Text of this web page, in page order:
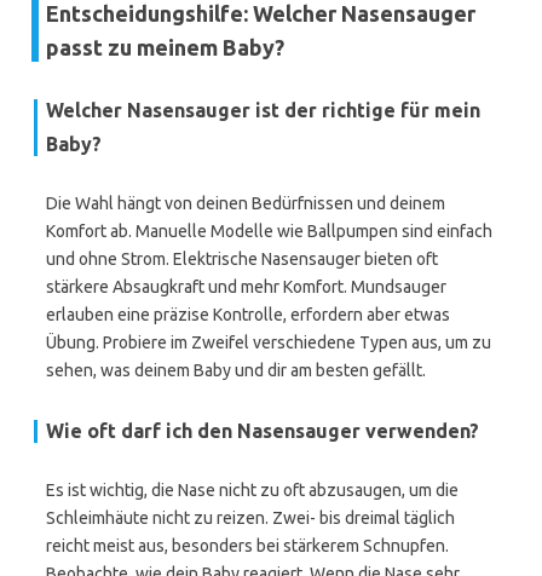
Entscheidungshilfe: Welcher Nasensauger
passt zu meinem Baby?
Welcher Nasensauger ist der richtige für mein
Baby?
Die Wahl hängt von deinen Bedürfnissen und deinem
Komfort ab. Manuelle Modelle wie Ballpumpen sind einfach
und ohne Strom. Elektrische Nasensauger bieten oft
stärkere Absaugkraft und mehr Komfort. Mundsauger
erlauben eine präzise Kontrolle, erfordern aber etwas
Übung. Probiere im Zweifel verschiedene Typen aus, um zu
sehen, was deinem Baby und dir am besten gefällt.
Wie oft darf ich den Nasensauger verwenden?
Es ist wichtig, die Nase nicht zu oft abzusaugen, um die
Schleimhäute nicht zu reizen. Zwei- bis dreimal täglich
reicht meist aus, besonders bei stärkerem Schnupfen.